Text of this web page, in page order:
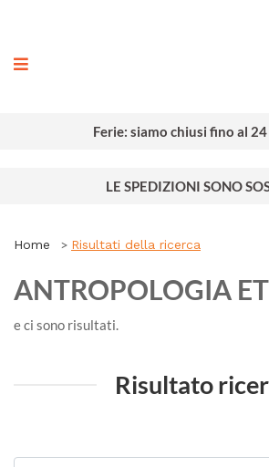
Ferie: siamo chiusi fino al
LE SPEDIZIONI SONO
Home Risultati della ricerca
ANTROPOLOGIA
e ci sono risultati.
Risultato